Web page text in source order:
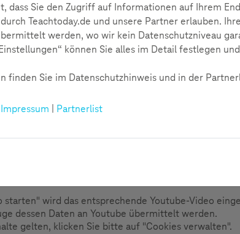
auch sinnvoll und nützlich sein, wenn es
an Schulen und Universtäten für Aufregung.
noch selbst geschrieben, wie kann ich ihre
der Nutzung von KI-Systemen als
starten" wird das entsprechende Youtube-Video
dessen Daten an Youtube übermittelt werden.
gelten, klicken Sie bitte auf "Cookies verwalten".
dass Sie den Zugriff auf Informationen auf Ihrem
Teachtoday.de und unsere Partner erlauben.
werden, wo wir kein Datenschutzniveau
können Sie alles im Detail festlegen
finden Sie im Datenschutzhinweis und in der
Impressum Partnerlist